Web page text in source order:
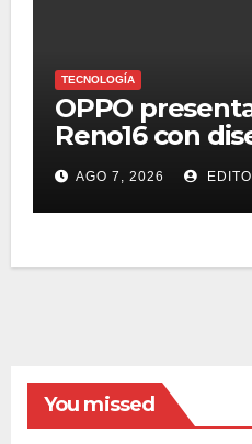
TECNOLOGÍA
OPPO
Reno16 con
3D, zoom
selfie ultra
MP
AGO 7, 2026
You missed